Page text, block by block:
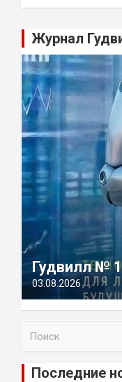
Журнал
Гудвилл №
03.08.2026
и
Последние